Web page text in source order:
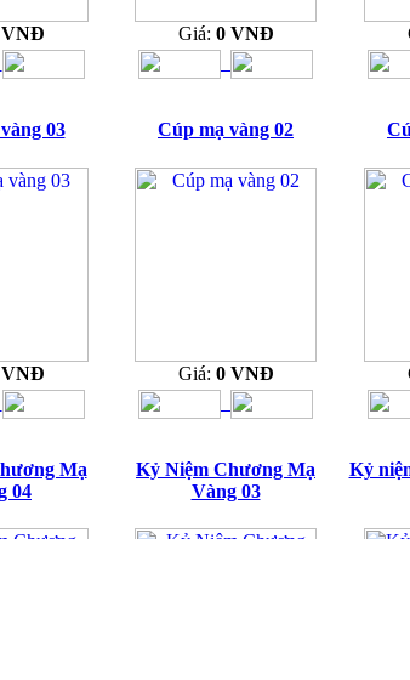
VNĐ Giá: 0 VNĐ
03
VNĐ
Cúp mạ vàng 02
Giá: 0 VNĐ
Mạ
04
Kỷ Niệm Chương Mạ
Vàng 03
Kỷ